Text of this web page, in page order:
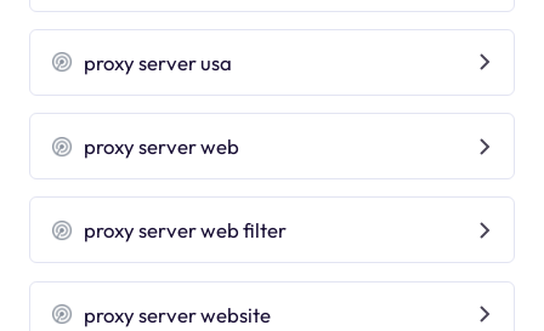
proxy server usa
proxy server web
proxy server web filter
proxy server website